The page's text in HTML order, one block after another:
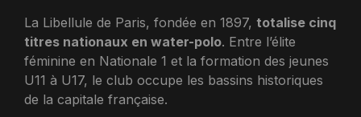
La Libellule de Paris, fondée en 1897, totalise cinq
titres nationaux en water-polo. Entre l’élite
féminine en Nationale 1 et la formation des jeunes
U11 à U17, le club occupe les bassins historiques
de la capitale française.